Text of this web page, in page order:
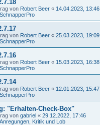
von Robert Beer « 14.04.2023, 13:46
SchnapperPro
von Robert Beer « 25.03.2023, 19:09
SchnapperPro
von Robert Beer « 15.03.2023, 16:38
SchnapperPro
von Robert Beer « 12.01.2023, 15:47
SchnapperPro
"Erhalten-Check-Box"
von gabriel « 29.12.2022, 17:46
Anregungen, Kritik und Lob